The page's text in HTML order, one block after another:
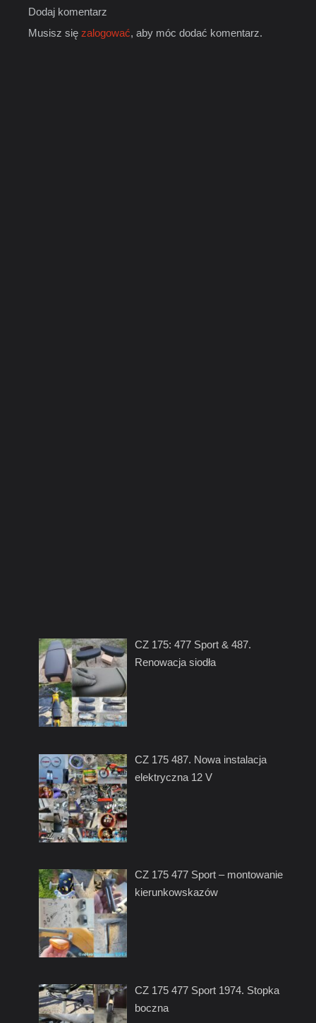
Dodaj komentarz
Musisz się zalogować, aby móc dodać komentarz.
CZ 175: 477 Sport & 487.
Renowacja siodła
CZ 175 487. Nowa instalacja
elektryczna 12 V
CZ 175 477 Sport – montowanie
kierunkowskazów
CZ 175 477 Sport 1974. Stopka
boczna